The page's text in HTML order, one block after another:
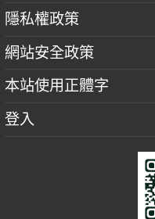
隱私權政策
網站安全政策
本站使用正體字
登入